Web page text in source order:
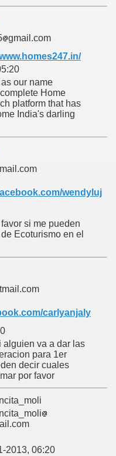
gmail.com
our name
Home
platform that has
India's darling
wendyluj
si me pueden
Ecoturismo en el
carlyanjaly
alguien va a dar las
para 1er
decir cuales
por favor
2013, 06:20